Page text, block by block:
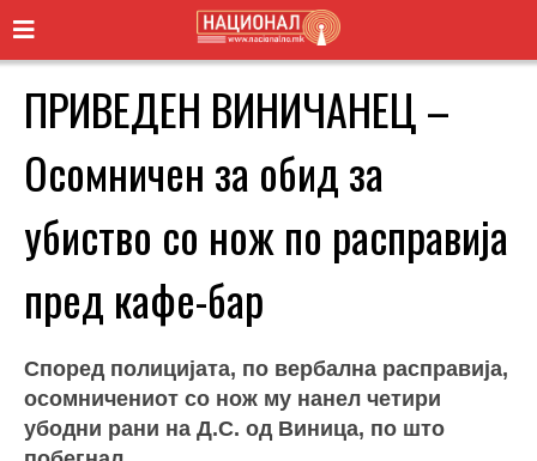
ПРИВЕДЕН ВИНИЧАНЕЦ –
Осомничен за обид за
убиство со нож по расправија
пред кафе-бар
Според полицијата, по вербална расправија,
осомничениот со нож му нанел четири
убодни рани на Д.С. од Виница, по што